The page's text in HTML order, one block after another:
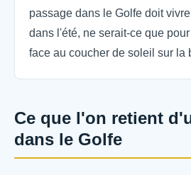
passage dans le Golfe doit
dans l'été, ne serait-ce que
face au coucher de soleil sur la
Ce que l'on retient
dans le Golfe